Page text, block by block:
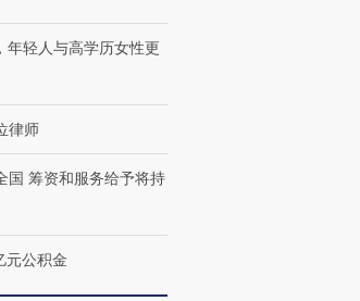
年轻人与高学历女性更
律师
国 筹资和服务给予将持
元公积金